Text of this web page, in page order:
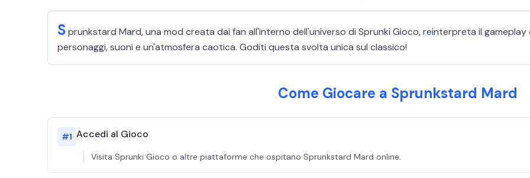
Sprunkstard Mard, una mod creata dai fan all'interno dell'universo di Sprunki Gioco, reinterpreta il
personaggi, suoni e un'atmosfera caotica. Goditi questa svolta unica sul classico!
Come Giocare a Sprunkstard Mard
#1 Accedi al Gioco
Visita Sprunki Gioco o altre piattaforme che ospitano Sprunkstard Mard online.